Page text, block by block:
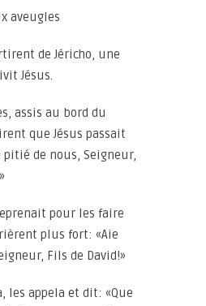
aveugles
de Jéricho, une
Jésus.
assis au bord du
que Jésus passait
de nous, Seigneur,
pour les faire
plus fort: «Aie
Fils de David!»
les appela et dit: «Que